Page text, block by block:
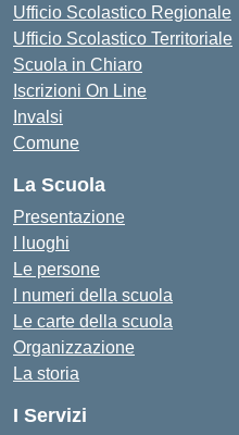
Ufficio Scolastico Regionale
Ufficio Scolastico Territoriale
Scuola in Chiaro
Iscrizioni On Line
Invalsi
Comune
La Scuola
Presentazione
I luoghi
Le persone
I numeri della scuola
Le carte della scuola
Organizzazione
La storia
I Servizi